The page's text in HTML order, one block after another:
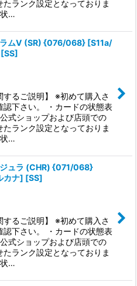
ランク設定となっておりま
…
ラムV (SR) {076/068} [S11a/
するご説明】 ※初めて購入さ
認下さい。 ・カードの状態表
式ショップおよび店頭での
ランク設定となっておりま
…
ジュラ (CHR) {071/068}
カナ] [SS]
するご説明】 ※初めて購入さ
認下さい。 ・カードの状態表
式ショップおよび店頭での
ランク設定となっておりま
…